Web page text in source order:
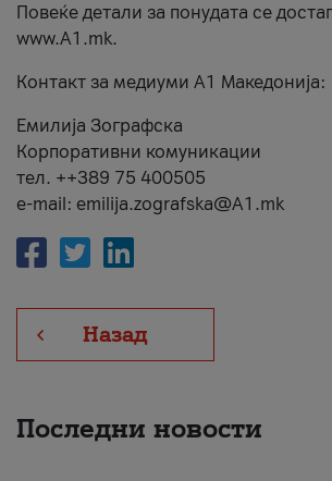
Повеќе детали за понудата се
www.А1.mk.
Контакт за медиуми А1 Македонија:
Емилија Зографска
Корпоративни комуникации
тел. ++389 75 400505
e-mail: emilija.zografska@A1.mk
Назад
Последни новости